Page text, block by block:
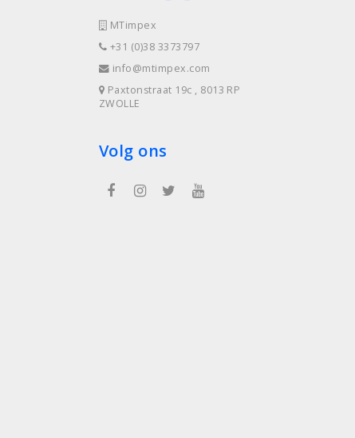
MTimpex
+31 (0)38 3373797
info@mtimpex.com
Paxtonstraat 19c , 8013 RP
ZWOLLE
Volg ons